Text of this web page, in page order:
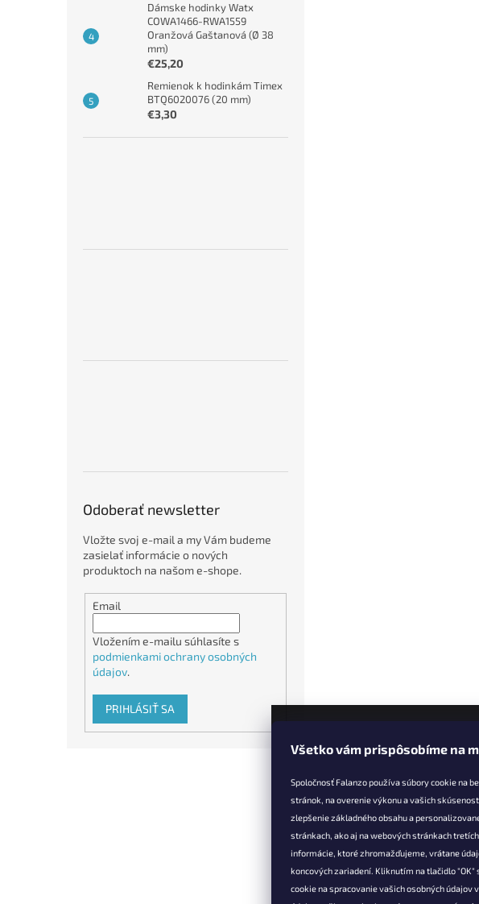
Všetko vám prispôsobíme na
Spoločnosť Falanzo používa súbory cookie na
stránok, na overenie výkonu a vašich
zlepšenie základného obsahu a
stránkach, ako aj na webových stránkach
informácie, ktoré zhromažďujeme, vrátane
koncových zariadení. Kliknutím na tlačidlo
cookie na spracovanie vašich osobných údajov
Dámske hodinky Watx
COWA1466-RWA1559
Oranžová Gaštanová (Ø 38
mm)
€25,20
Remienok k hodinkám Timex
BTQ6020076 (20 mm)
€3,30
Odoberať newsletter
Vložte svoj e-mail a my Vám budeme
zasielať informácie o nových
produktoch na našom e-shope.
Email
Vložením e-mailu súhlasíte s
podmienkami ochrany osobných
údajov.
PRIHLÁSIŤ SA
Informácie pre vás
Vernostné zľavy
Doprava a platba